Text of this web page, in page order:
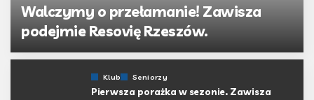
Walczymy o przełamanie! Zawisza
podejmie Resovię Rzeszów.
Napisane przez Zawisza Bydgoszcz
Klub Seniorzy
Pierwsza porażka w sezonie. Zawisza